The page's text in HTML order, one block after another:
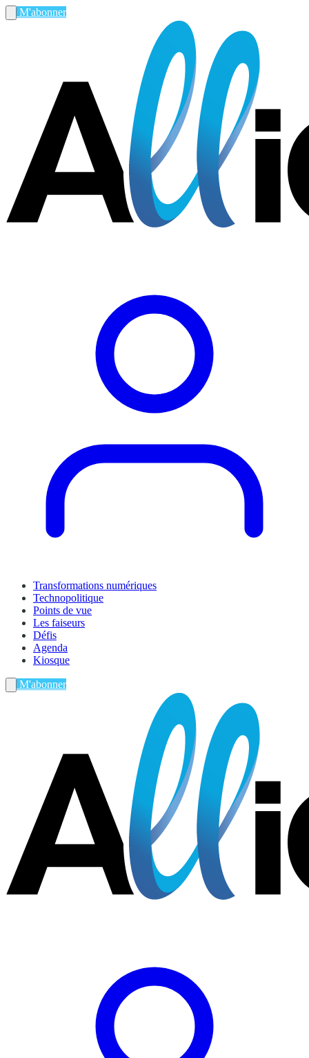
M'abonner
Transformations numériques
Technopolitique
Points de vue
Les faiseurs
Défis
Agenda
Kiosque
M'abonner